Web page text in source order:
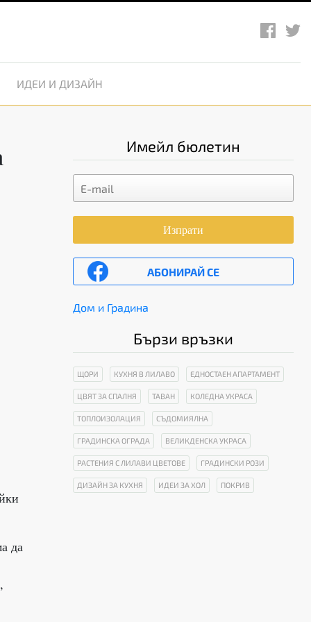
ИДЕИ И ДИЗАЙН
да
Имейл бюлетин
Изпрати
АБОНИРАЙ СЕ
Дом и Градина
Бързи връзки
ЩОРИ КУХНЯ В ЛИЛАВО ЕДНОСТАЕН АПАРТАМЕНТ
ЦВЯТ ЗА СПАЛНЯ ТАВАН КОЛЕДНА УКРАСА
ТОПЛОИЗОЛАЦИЯ СЪДОМИЯЛНА
ГРАДИНСКА ОГРАДА ВЕЛИКДЕНСКА УКРАСА
РАСТЕНИЯ С ЛИЛАВИ ЦВЕТОВЕ ГРАДИНСКИ РОЗИ
ДИЗАЙН ЗА КУХНЯ ИДЕИ ЗА ХОЛ ПОКРИВ